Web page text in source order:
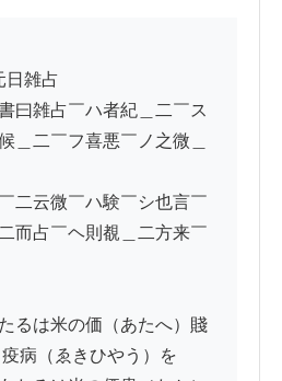
ハ者紀＿二￣ス
＿二￣フ喜悪￣ノ之微＿
ハ験￣シ也言￣
而占￣ヘ則覩＿二方来￣
るは米の価（あたへ）賤
疫病（ゑきひやう）を